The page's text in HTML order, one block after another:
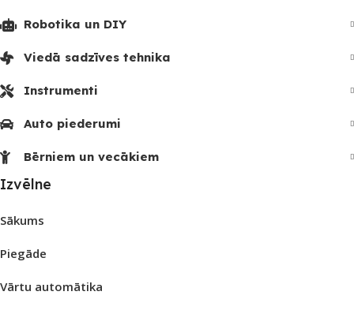
Robotika un DIY
Viedā sadzīves tehnika
Instrumenti
Auto piederumi
Bērniem un vecākiem
Izvēlne
Sākums
Piegāde
Vārtu automātika